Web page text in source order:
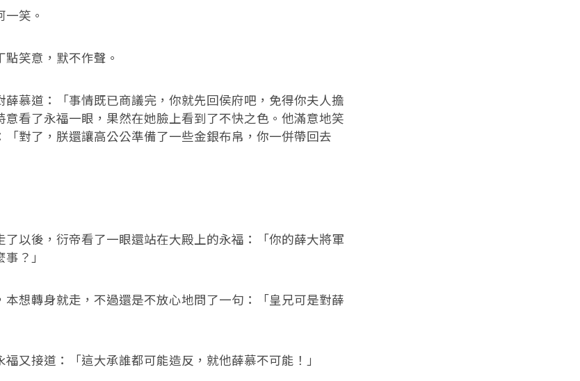
笑。
笑意，默不作聲。
慕道：「事情既已商議完，你就先回侯府吧，免得你夫人擔
意看了永福一眼，果然在她臉上看到了不快之色。他滿意地笑
「對了，朕還讓高公公準備了一些金銀布帛，你一併帶回去
以後，衍帝看了一眼還站在大殿上的永福：「你的薛大將軍
？」
想轉身就走，不過還是不放心地問了一句：「皇兄可是對薛
接道：「這大承誰都可能造反，就他薛慕不可能！」